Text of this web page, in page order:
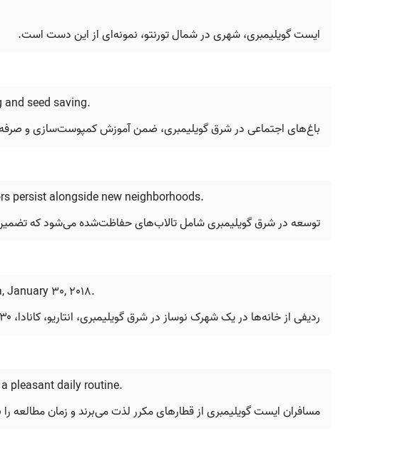
ایست گویلیمبری، شهری در شمال تورنتو، نمونه‌ای از این دست است.
seed saving.
باغ‌های اجتماعی در شرق گویلیمبری، ضمن آموزش کمپوست‌سازی و
persist alongside new neighborhoods.
توسعه در شرق گویلیمبری شامل تالاب‌های حفاظت‌شده می‌شود که
30, 2018.
ردیفی از خانه‌ها در یک شهرک نوساز در شرق گویلیمبری، انتاریو، کانادا، ۳۰ ژانویه ۲۰۱۸.
pleasant daily routine.
مسافران ایست گویلیمبری از قطارهای مکرر لذت می‌برند و زمان مطالعه را